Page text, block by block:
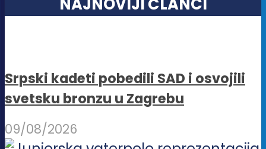
NAJNOVIJI ČLANCI
Srpski kadeti pobedili SAD i osvojili
svetsku bronzu u Zagrebu
09/08/2026